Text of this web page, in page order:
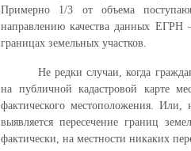
Примерно 1/3 от объема
направлению качества данных ЕГРН
границах земельных участков.
Не редки случаи, когда
на публичной кадастровой карте
фактического местоположения.
выявляется пересечение границ
фактически, на местности никаких